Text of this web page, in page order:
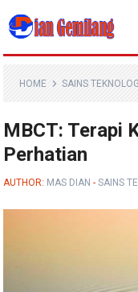
Blog Dian Gemilang
HOME SAINS TEKNOLOGI
MBCT: Terapi
Perhatian
AUTHOR: MAS DIAN -SAINS